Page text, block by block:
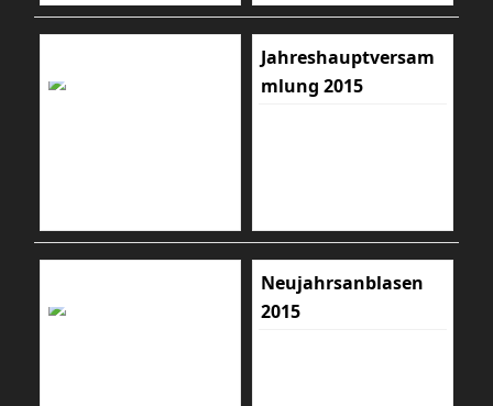
Jahreshauptversam
mlung 2015
Neujahrsanblasen
2015